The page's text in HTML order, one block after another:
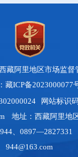
藏阿里地区市场监督
藏ICP备2023000077
网站标识码
地址：西藏阿里地
、0897—2827331
944@163.com